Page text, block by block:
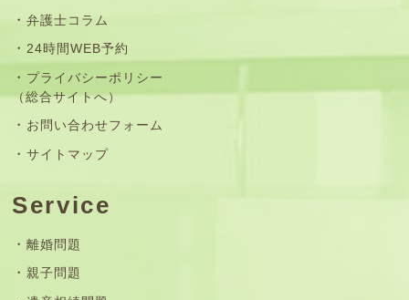
弁護士コラム
24時間WEB予約
プライバシーポリシー
（総合サイトへ）
お問い合わせフォーム
サイトマップ
Service
離婚問題
親子問題